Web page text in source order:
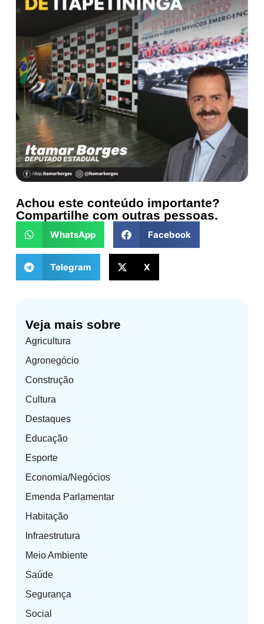
Veja mais sobre
Agricultura
Agronegócio
Construção
Cultura
Destaques
Educação
Esporte
Economia/Negócios
Emenda Parlamentar
Habitação
Infraestrutura
Meio Ambiente
Saúde
Segurança
Social
Achou este conteúdo importante?
Compartilhe com outras pessoas.
WhatsApp Facebook
Telegram X